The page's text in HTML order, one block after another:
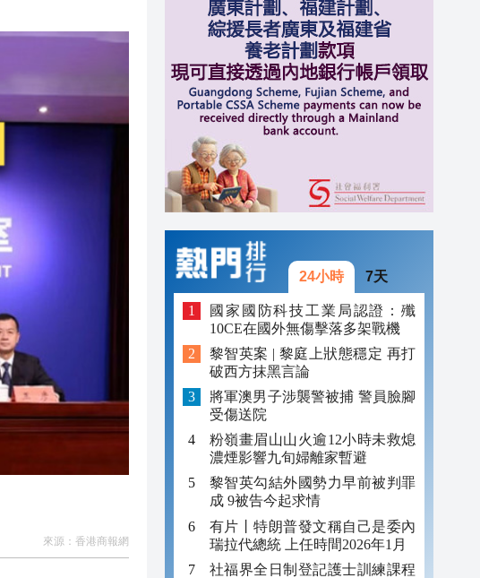
20:34
20:34
來源： 香港商報網
24小時 7天
國家國防科技工業局認證：殲
10CE在國外無傷擊落多架戰機
黎智英案 | 黎庭上狀態穩定 再打
破西方抹黑言論
將軍澳男子涉襲警被捕 警員臉腳
受傷送院
粉嶺畫眉山山火逾12小時未救熄
濃煙影響九旬婦離家暫避
黎智英勾結外國勢力早前被判罪
成 9被告今起求情
有片丨特朗普發文稱自己是委內
瑞拉代總統 上任時間2026年1月
社福界全日制登記護士訓練課程